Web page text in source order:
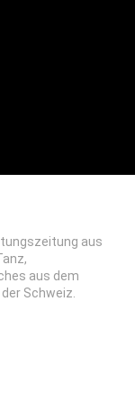
aus
aus dem
Schweiz.